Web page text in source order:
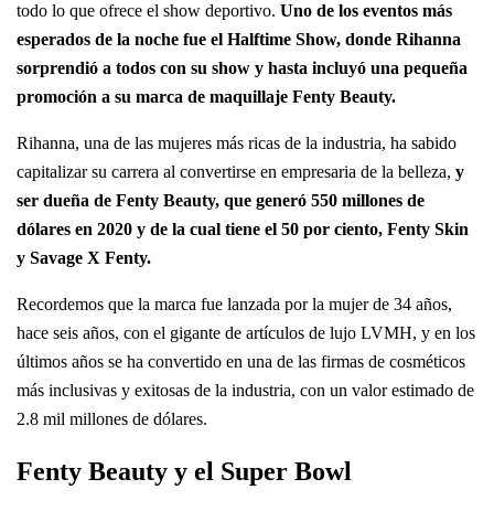
todo lo que ofrece el show deportivo. Uno de los eventos más
esperados de la noche fue el Halftime Show, donde Rihanna
sorprendió a todos con su show y hasta incluyó una pequeña
promoción a su marca de maquillaje Fenty Beauty.
Rihanna, una de las mujeres más ricas de la industria, ha sabido
capitalizar su carrera al convertirse en empresaria de la belleza, y
ser dueña de Fenty Beauty, que generó 550 millones de
dólares en 2020 y de la cual tiene el 50 por ciento, Fenty Skin
y Savage X Fenty.
Recordemos que la marca fue lanzada por la mujer de 34 años,
hace seis años, con el gigante de artículos de lujo LVMH, y en los
últimos años se ha convertido en una de las firmas de cosméticos
más inclusivas y exitosas de la industria, con un valor estimado de
2.8 mil millones de dólares.
Fenty Beauty y el Super Bowl